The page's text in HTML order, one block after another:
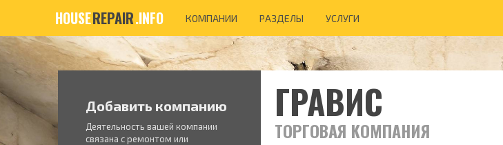
HOUSEREPAIR.INFO КОМПАНИИ РАЗДЕЛЫ УСЛУГИ
Добавить компанию
Деятельность вашей компании
связана с ремонтом или
ГРАВИС
ТОРГОВАЯ КОМПАНИЯ